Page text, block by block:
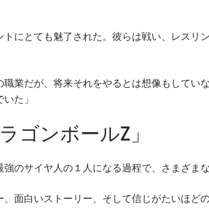
トにとても魅了された。彼らは戦い、レスリ
職業だが、将来それをやるとは想像もしてい
た」
ゴンボールZ」
のサイヤ人の１人になる過程で、さまざま
、面白いストーリー、そして信じがたいほど